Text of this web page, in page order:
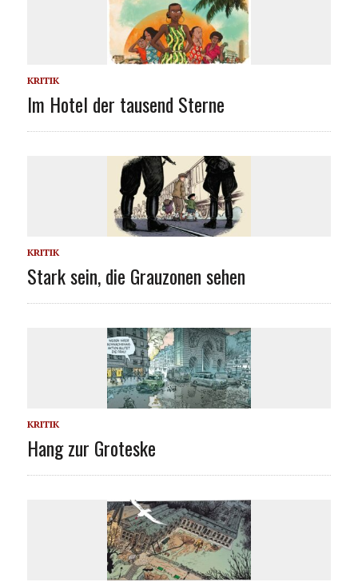
KRITIK
Im Hotel der tausend Sterne
KRITIK
Stark sein, die Grauzonen sehen
KRITIK
Hang zur Groteske